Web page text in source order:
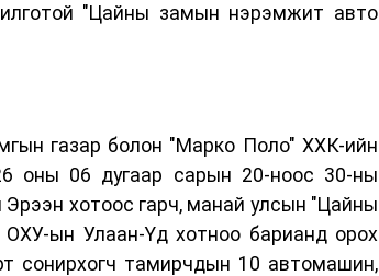
"Цайны замын нэрэмжит авто
газар болон "Марко Поло" ХХК-ийн
оны 06 дугаар сарын 20-ноос 30-ны
хотоос гарч, манай улсын "Цайны
ОХУ-ын Улаан-Үд хотноо барианд орох
сонирхогч тамирчдын 10 автомашин,